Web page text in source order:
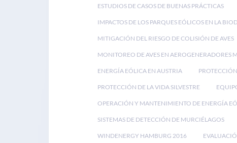
ESTUDIOS DE CASOS DE BUENAS PRÁCTICAS
IMPACTOS DE LOS PARQUES EÓLICOS EN LA
MITIGACIÓN DEL RIESGO DE COLISIÓN DE AVES
MONITOREO DE AVES EN AEROGENERADORES
ENERGÍA EÓLICA EN AUSTRIA
PROTECCIÓN DE LA VIDA SILVESTRE
OPERACIÓN Y MANTENIMIENTO DE ENERGÍA
SISTEMAS DE DETECCIÓN DE MURCIÉLAGOS
WINDENERGY HAMBURG 2016